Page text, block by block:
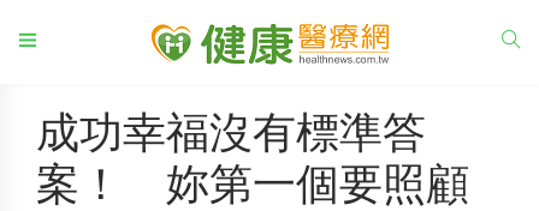
成功幸福沒有標準答
案！ 妳第一個要照顧